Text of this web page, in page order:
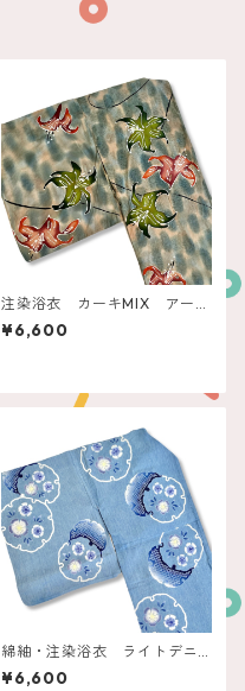
注染浴衣 カーキMIX アース
カラーリリー
¥6,600
綿紬・注染浴衣 ライトデニ
ムブルー 雪輪に撫子
¥6,600